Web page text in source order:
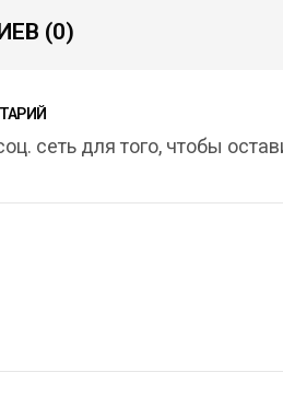
(0)
сеть для того, чтобы